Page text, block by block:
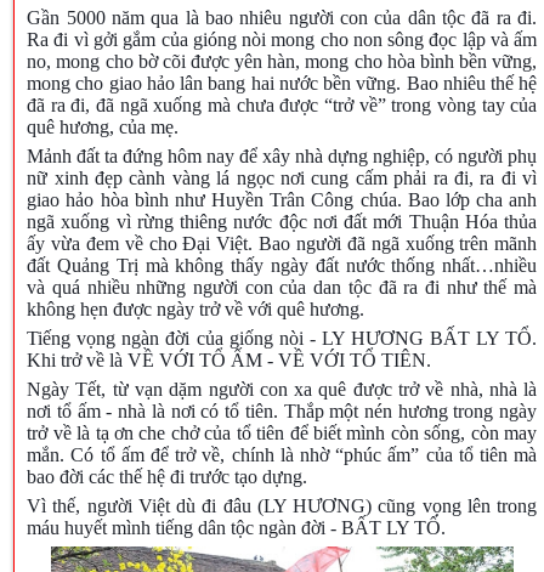
Gần 5000 năm qua là bao nhiêu người con của dân tộc đã ra đi.
Ra đi vì gởi gắm của gióng nòi mong cho non sông đọc lập và ấm
no, mong cho bờ cõi được yên hàn, mong cho hòa bình bền vững,
mong cho giao hảo lân bang hai nước bền vững. Bao nhiêu thế hệ
đã ra đi, đã ngã xuống mà chưa được “trở về” trong vòng tay của
quê hương, của mẹ.
Mảnh đất ta đứng hôm nay để xây nhà dựng nghiệp, có người phụ
nữ xinh đẹp cành vàng lá ngọc nơi cung cấm phải ra đi, ra đi vì
giao hảo hòa bình như Huyền Trân Công chúa. Bao lớp cha anh
ngã xuống vì rừng thiêng nước độc nơi đất mới Thuận Hóa thủa
ấy vừa đem về cho Đại Việt. Bao người đã ngã xuống trên mãnh
đất Quảng Trị mà không thấy ngày đất nước thống nhất…nhiều
và quá nhiều những người con của dan tộc đã ra đi như thế mà
không hẹn được ngày trở về với quê hương.
Tiếng vọng ngàn đời của giống nòi - LY HƯƠNG BẤT LY TỔ.
Khi trở về là VỀ VỚI TỔ ẤM - VỀ VỚI TỔ TIÊN.
Ngày Tết, từ vạn dặm người con xa quê được trở về nhà, nhà là
nơi tổ ấm - nhà là nơi có tổ tiên. Thắp một nén hương trong ngày
trở về là tạ ơn che chở của tổ tiên để biết mình còn sống, còn may
mắn. Có tổ ấm để trở về, chính là nhờ “phúc ấm” của tổ tiên mà
bao đời các thế hệ đi trước tạo dựng.
Vì thế, người Việt dù đi đâu (LY HƯƠNG) cũng vọng lên trong
máu huyết mình tiếng dân tộc ngàn đời - BẤT LY TỔ.